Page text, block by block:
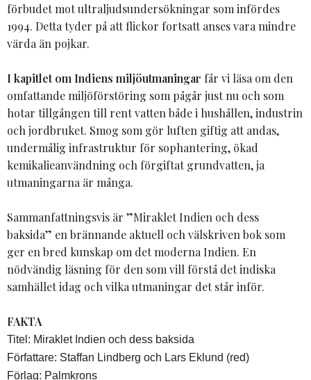
förbudet mot ultraljudsundersökningar som infördes
1994. Detta tyder på att flickor fortsatt anses vara mindre
värda än pojkar.
I kapitlet om Indiens miljöutmaningar får vi läsa om den
omfattande miljöförstöring som pågår just nu och som
hotar tillgången till rent vatten både i hushållen, industrin
och jordbruket. Smog som gör luften giftig att andas,
undermålig infrastruktur för sophantering, ökad
kemikalieanvändning och förgiftat grundvatten, ja
utmaningarna är många.
Sammanfattningsvis är ”Miraklet Indien och dess
baksida” en brännande aktuell och välskriven bok som
ger en bred kunskap om det moderna Indien. En
nödvändig läsning för den som vill förstå det indiska
samhället idag och vilka utmaningar det står inför.
FAKTA
Titel: Miraklet Indien och dess baksida
Författare: Staffan Lindberg och Lars Eklund (red)
Förlag: Palmkrons